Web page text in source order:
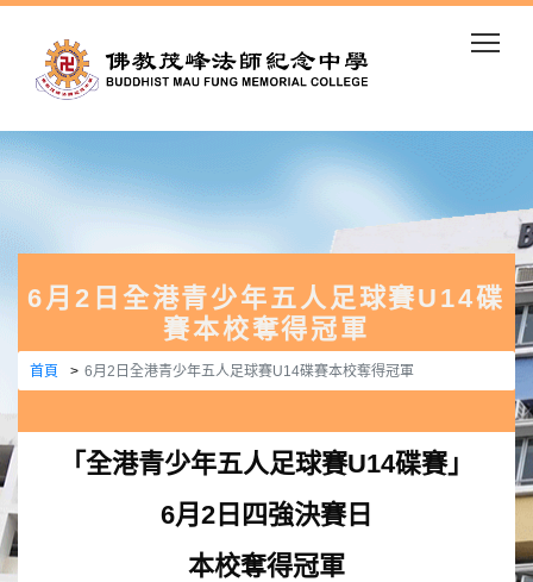
6月2日全港青少年五人足球賽U14碟
賽本校奪得冠軍
首頁 6月2日全港青少年五人足球賽U14碟賽本校奪得冠軍
「全港青少年五人足球賽U14碟賽」
6月2日四強決賽日
本校奪得冠軍